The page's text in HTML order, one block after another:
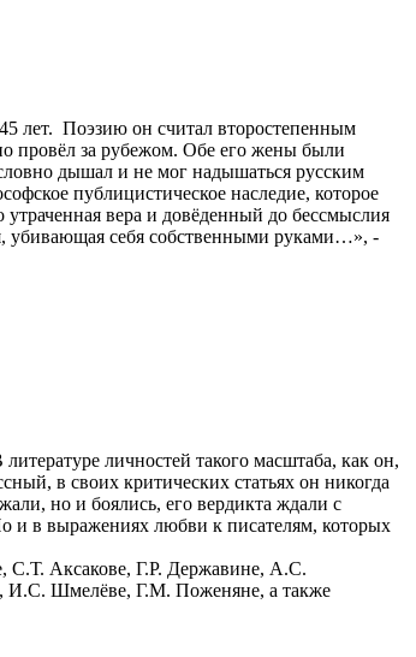
лет. Поэзию он считал второстепенным
провёл за рубежом. Обе его жены были
дышал и не мог надышаться русским
публицистическое наследие, которое
вера и довёденный до бессмыслия
убивающая себя собственными руками…», -
личностей такого масштаба, как он,
в своих критических статьях он никогда
но и боялись, его вердикта ждали с
и в выражениях любви к писателям, которых
С.Т. Аксакове, Г.Р. Державине, А.С.
И.С. Шмелёве, Г.М. Поженяне, а также